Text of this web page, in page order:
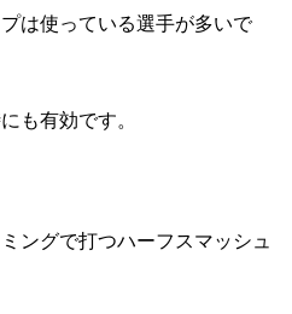
は使っている選手が多いで
も有効です。
ングで打つハーフスマッシュ